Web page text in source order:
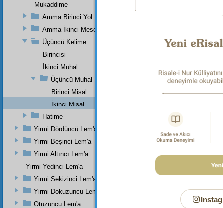
Mukaddime
Amma Birinci Yol
Amma İkinci Mesele
Üçüncü Kelime
Birincisi
İkinci Muhal
Üçüncü Muhal
Birinci Misal
İkinci Misal
Hatime
Yirmi Dördüncü Lem'a
Yirmi Beşinci Lem'a
Yirmi Altıncı Lem'a
Yirmi Yedinci Lem'a
Yirmi Sekizinci Lem'a
Yirmi Dokuzuncu Lem'a
Otuzuncu Lem'a